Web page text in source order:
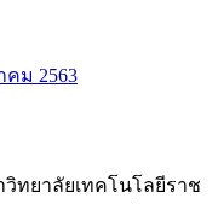
คม 2563
ทยาลัยเทคโนโลยีราช